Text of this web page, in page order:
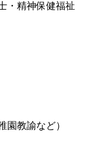
・精神保健福祉
園教諭など）